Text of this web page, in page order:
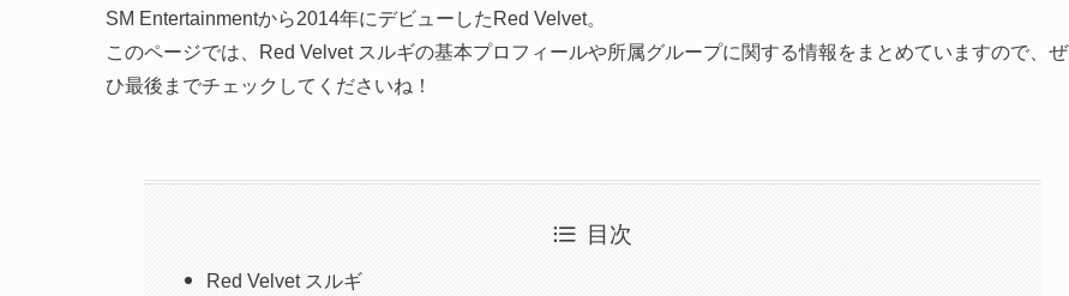
SM Entertainmentから2014年にデビューしたRed Velvet。
このページでは、Red Velvet スルギの基本プロフィールや所属グループに関する情報をまとめていますので、ぜ
ひ最後までチェックしてくださいね！
目次
Red Velvet スルギ